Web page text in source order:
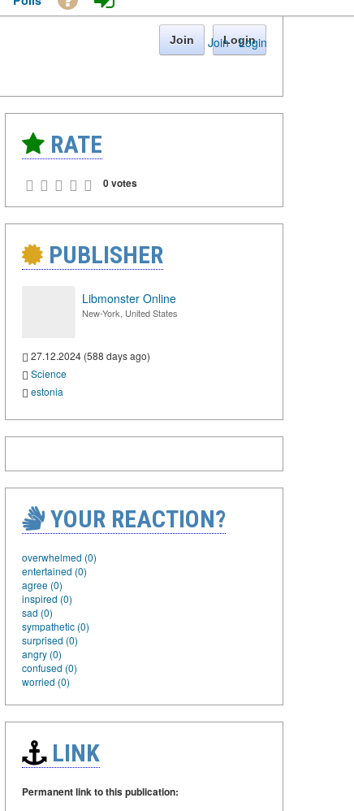
Join · Login
Join Login
RATE
0 votes
PUBLISHER
Libmonster Online
New-York, United States
27.12.2024 (588 days ago)
Science
estonia
YOUR REACTION?
overwhelmed (0)
entertained (0)
agree (0)
inspired (0)
sad (0)
sympathetic (0)
surprised (0)
angry (0)
confused (0)
worried (0)
LINK
Permanent link to this publication: